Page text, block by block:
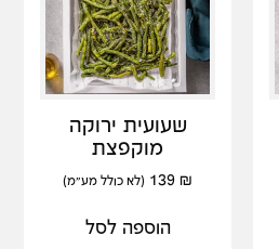
שעועית ירוקה
מוקפצת
139 ₪ (לא כולל מע"מ)
הוספה לסל